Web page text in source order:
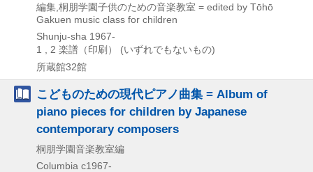
編集,桐朋学園子供のための音楽教室 = edited by Tōhō
Gakuen music class for children
Shunju-sha 1967-
1 , 2 楽譜（印刷） (いずれでもないもの)
所蔵館32館
こどものための現代ピアノ曲集 = Album of
piano pieces for children by Japanese
contemporary composers
桐朋学園音楽教室編
Columbia c1967-